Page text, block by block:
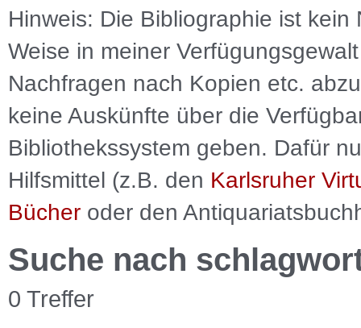
Hinweis: Die Bibliographie ist kein
Weise in meiner
Nachfragen nach Kopien etc.
keine Auskünfte über die
Bibliothekssystem geben. Dafür
Hilfsmittel (z.B. den Karlsruher
Bücher oder den
Suche nach
0 Treffer